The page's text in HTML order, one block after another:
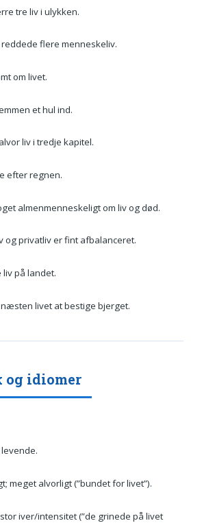
tre liv i ulykken.
flere menneskeliv.
om livet.
et hul ind.
liv i tredje kapitel.
efter regnen.
almenmenneskeligt om liv og død.
og privatliv er fint afbalanceret.
liv på landet.
livet at bestige bjerget.
og idiomer
meget alvorligt (”bundet for livet”).
iver/intensitet (”de grinede på livet